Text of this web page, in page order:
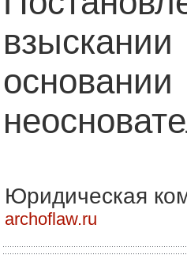
Юридическая
archoflaw.ru